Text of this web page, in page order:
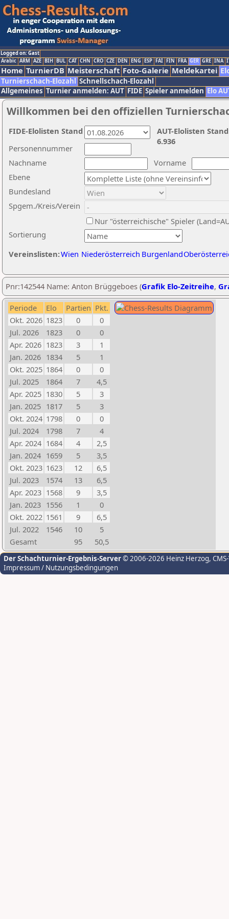
Logged on: Gast
Arabic ARM AZE BIH BUL CAT CHN CRO CZE DEN ENG ESP FAI FIN FRA GER GRE INA
Home TurnierDB Meisterschaft Foto-Galerie Meldekartei
Turnierschach-Elozahl Schnellschach-Elozahl
Allgemeines Turnier anmelden: AUT FIDE Spieler anmelden Elo
Willkommen bei den offiziellen
Nachname
Vorname
Ebene
Sortierung
Personennummer
Bundesland
Spgem./Kreis/Verein
Nur "österreichische" Spieler
Vereinslisten:Wien Niederösterreich Burgenland
AUT-Elolisten
6.936
FIDE-Elolisten Stand
Pnr:142544 Name: Anton Brüggeboes (Grafik Elo-Zeitreihe,
Periode Elo Partien Pkt.
Okt. 2026 1823 0
0
Jul. 2026
1823 0
0
Apr. 2026 1823 3
1
Jan. 2026 1834 5
1
Okt. 2025 1864 0
0
Jul. 2025
1864 7
4,5
Apr. 2025 1830 5
3
Jan. 2025 1817 5
3
Okt. 2024 1798 0
0
Jul. 2024
1798 7
4
Apr. 2024 1684 4
2,5
Jan. 2024 1659 5
3,5
Okt. 2023 1623 12
6,5
Jul. 2023
1574 13
6,5
Apr. 2023 1568 9
3,5
Jan. 2023 1556 1
0
Okt. 2022 1561 9
6,5
Jul. 2022
1546 10
5
Gesamt
95 50,5
Der Schachturnier-Ergebnis-Server© 2006-2026 Heinz Herzog,
Impressum / Nutzungsbedingungen